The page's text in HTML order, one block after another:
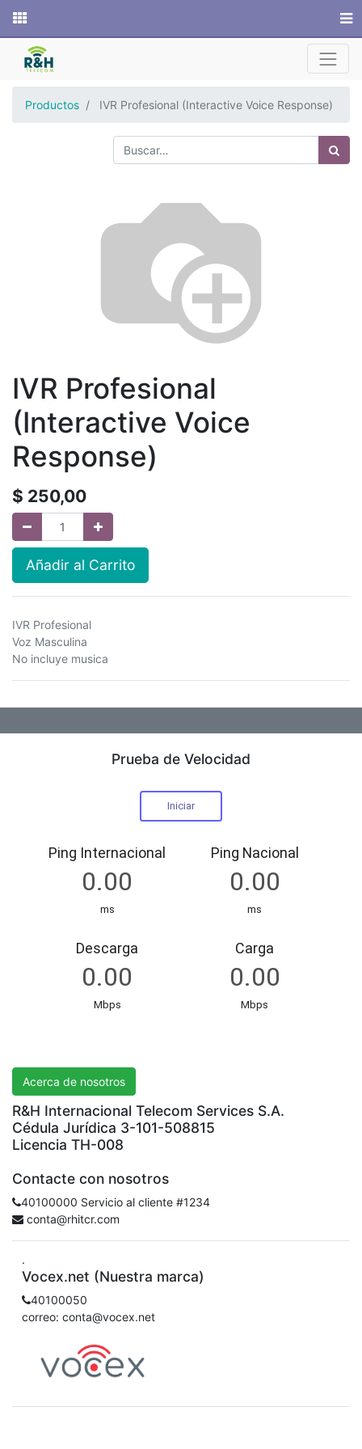
Productos IVR Profesional (Interactive Voice Response)
IVR Profesional
(Interactive Voice
Response)
$ 250,00
Añadir al Carrito
IVR Profesional
Voz Masculina
No incluye musica
Prueba de Velocidad
Acerca de nosotros
R&H Internacional Telecom Services S.A.
Cédula Jurídica 3-101-508815
Licencia TH-008
Contacte con nosotros
40100000 Servicio al cliente #1234
conta@rhitcr.com
.
Vocex.net (Nuestra marca)
40100050
correo: conta@vocex.net